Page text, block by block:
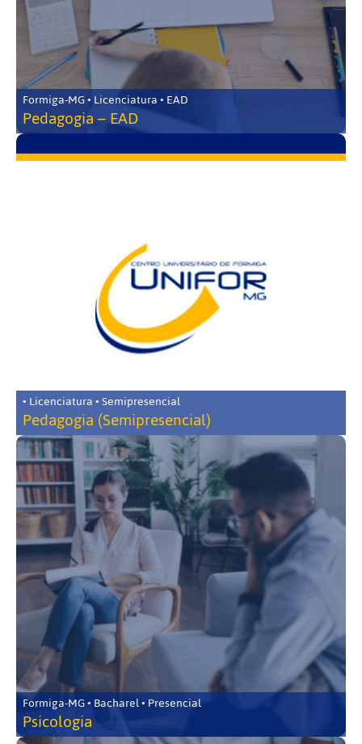
Formiga-MG • Licenciatura • EAD
Pedagogia – EAD
• Licenciatura • Semipresencial
Pedagogia (Semipresencial)
Formiga-MG • Bacharel • Presencial
Psicologia